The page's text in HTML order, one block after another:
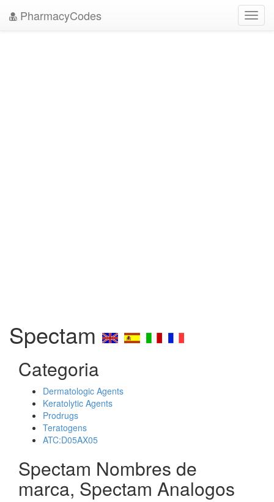
PharmacyCodes
Spectam
Categoria
Dermatologic Agents
Keratolytic Agents
Prodrugs
Teratogens
ATC:D05AX05
Spectam Nombres de
marca, Spectam Analogos